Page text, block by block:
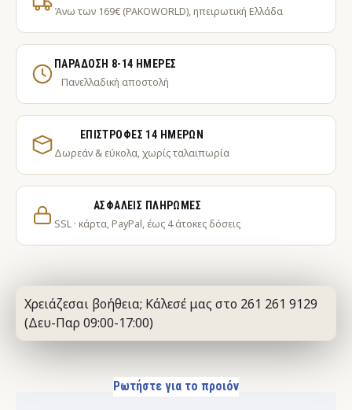
Άνω των 169€ (PAKOWORLD), ηπειρωτική Ελλάδα
ΠΑΡΆΔΟΣΗ 8-14 ΗΜΈΡΕΣ
Πανελλαδική αποστολή
ΕΠΙΣΤΡΟΦΈΣ 14 ΗΜΕΡΏΝ
Δωρεάν & εύκολα, χωρίς ταλαιπωρία
ΑΣΦΑΛΕΊΣ ΠΛΗΡΩΜΈΣ
SSL · κάρτα, PayPal, έως 4 άτοκες δόσεις
Χρειάζεσαι βοήθεια; Κάλεσέ μας στο 261 261 9129
(Δευ-Παρ 09:00-17:00)
Ρωτήστε για το προιόν